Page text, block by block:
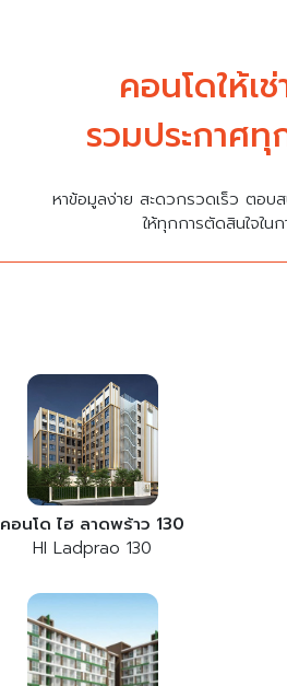
คอนโดให้
รวมประกาศ
หาข้อมูลง่าย สะดวกรวดเร็ว ตอบ
ให้ทุกการตัดสินใจใ
คอนโด ไฮ ลาดพร้าว 130
HI Ladprao 130